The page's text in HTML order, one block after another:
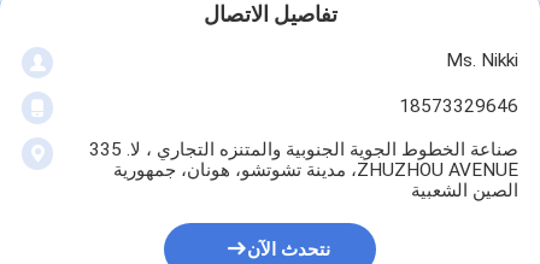
تفاصيل الاتصال
Ms. Nikki
18573329646
صناعة الخطوط الجوية الجنوبية والمتنزه التجاري ، لا. 335
ZHUZHOU AVENUE، مدينة تشوتشو، هونان، جمهورية
الصين الشعبية
نتحدث الآن